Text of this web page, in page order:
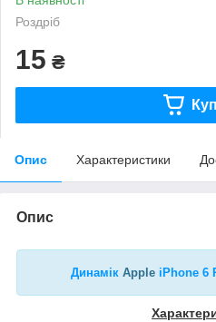
Роздріб
15 ₴
Опис Характеристики
Опис
ДинамікApple iPhone 6